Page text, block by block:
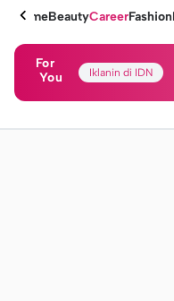
HomeBeautyCareerFashion
For
You
Iklanin di IDN